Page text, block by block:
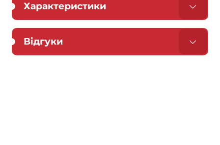
Характеристики
Відгуки